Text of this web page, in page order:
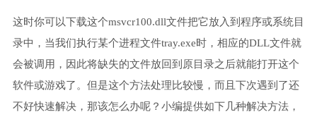
这时你可以下载这个msvcr100.dll文件把它放入到程序或系统目
录中，当我们执行某个进程文件tray.exe时，相应的DLL文件就
会被调用，因此将缺失的文件放回到原目录之后就能打开这个
软件或游戏了。但是这个方法处理比较慢，而且下次遇到了还
不好快速解决，那该怎么办呢？小编提供如下几种解决方法，